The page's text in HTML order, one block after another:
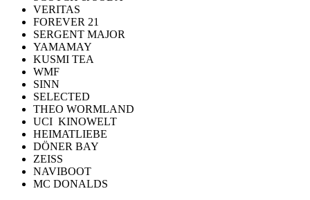
VERITAS
FOREVER 21
SERGENT MAJOR
YAMAMAY
KUSMI TEA
WMF
SINN
SELECTED
THEO WORMLAND
UCI KINOWELT
HEIMATLIEBE
DÖNER BAY
ZEISS
NAVIBOOT
MC DONALDS